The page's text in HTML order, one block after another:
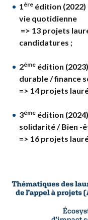
1ère édition
vie quotidienne
=> 13 projets
candidatures ;
2ème édition
durable / finance
=> 14 projets
3ème édition
solidarité / Bien -
=> 16 projets laur